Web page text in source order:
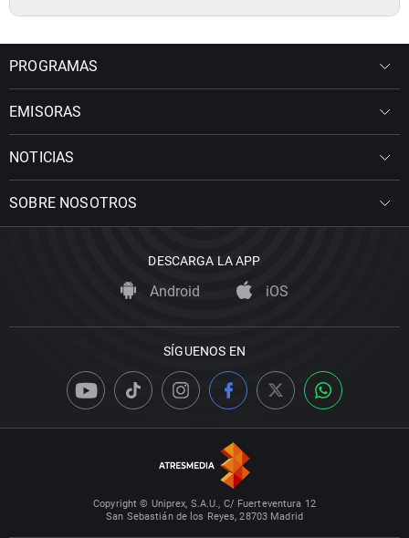
PROGRAMAS
EMISORAS
NOTICIAS
SOBRE NOSOTROS
DESCARGA LA APP
Android iOS
SÍGUENOS EN
Copyright © Uniprex, S.A.U., C/ Fuerteventura 12
San Sebastián de los Reyes, 28703 Madrid